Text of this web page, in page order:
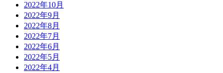
2022年10月
2022年9月
2022年8月
2022年7月
2022年6月
2022年5月
2022年4月